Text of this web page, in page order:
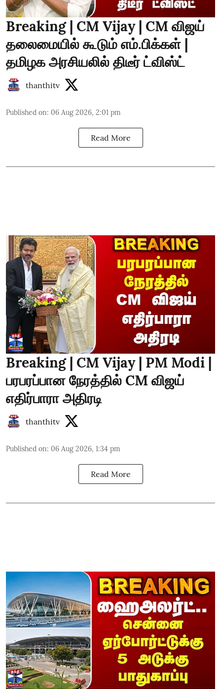
Breaking | CM Vijay | CM விஜய்
தலைமையில் கூடும் எம்.பிக்கள் |
தமிழக அரசியலில் திடீர் ட்விஸ்ட்
thanthitv
Published on: 06 Aug 2026, 2:01 pm
Read More
Breaking | CM Vijay | PM Modi |
பரபரப்பான நேரத்தில் CM விஜய்
எதிர்பாரா அதிரடி
thanthitv
Published on: 06 Aug 2026, 1:34 pm
Read More